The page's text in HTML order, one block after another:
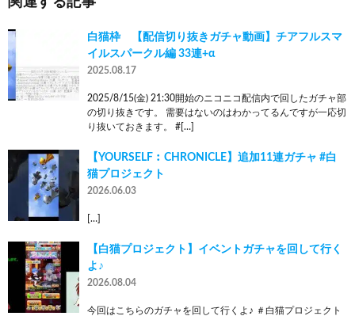
白猫枠 【配信切り抜きガチャ動画】チアフルスマ
イルスパークル編 33連+α
2025.08.17
2025/8/15(金) 21:30開始のニコニコ配信内で回したガチャ部
の切り抜きです。 需要はないのはわかってるんですが一応切
り抜いておきます。 #[…]
【YOURSELF︰CHRONICLE】追加11連ガチャ #白
猫プロジェクト
2026.06.03
[…]
【白猫プロジェクト】イベントガチャを回して行く
よ♪
2026.08.04
今回はこちらのガチャを回して行くよ♪ ＃白猫プロジェクト